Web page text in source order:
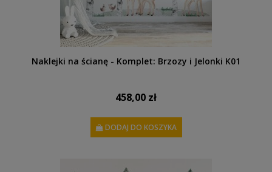
Naklejki na ścianę - Komplet: Brzozy i Jelonki K01
458,00 zł
DODAJ DO KOSZYKA